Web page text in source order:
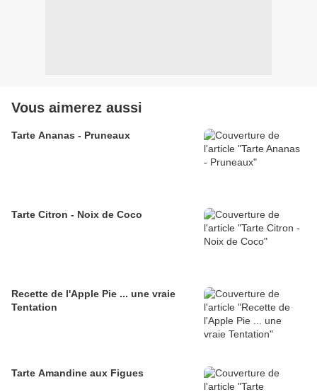
Vous aimerez aussi
Tarte Ananas - Pruneaux
Tarte Citron - Noix de Coco
Recette de l'Apple Pie ... une vraie
Tentation
Tarte Amandine aux Figues